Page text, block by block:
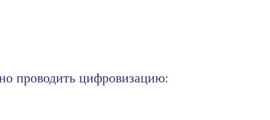
проводить цифровизацию: